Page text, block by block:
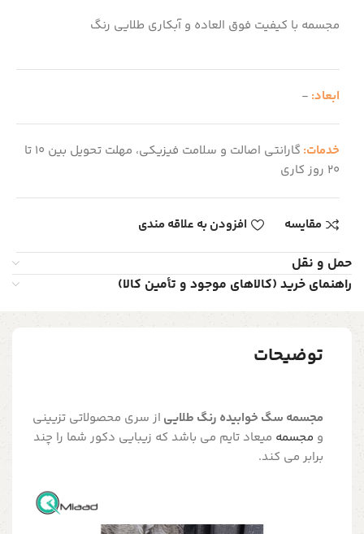
مجسمه با کیفیت فوق العاده و آبکاری طلایی رنگ
ابعاد: -
خدمات:
گارانتی اصالت و سلامت فیزیکی، مهلت تحویل بین 10 تا
20 روز کاری
مقایسه افزودن به علاقه مندی
حمل و نقل
راهنمای خرید (کالاهای موجود و تأمین کالا)
توضیحات
مجسمه سگ خوابیده رنگ طلایی از سری محصولاتی تزیینی
و مجسمه میعاد تایم می باشد که زیبایی دکور شما را چند
برابر می کند.